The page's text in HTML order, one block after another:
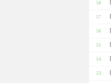
58
57
56
55
54
53